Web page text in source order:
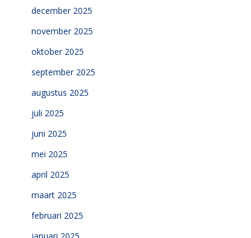
december 2025
november 2025
oktober 2025
september 2025
augustus 2025
juli 2025
juni 2025
mei 2025
april 2025
maart 2025
februari 2025